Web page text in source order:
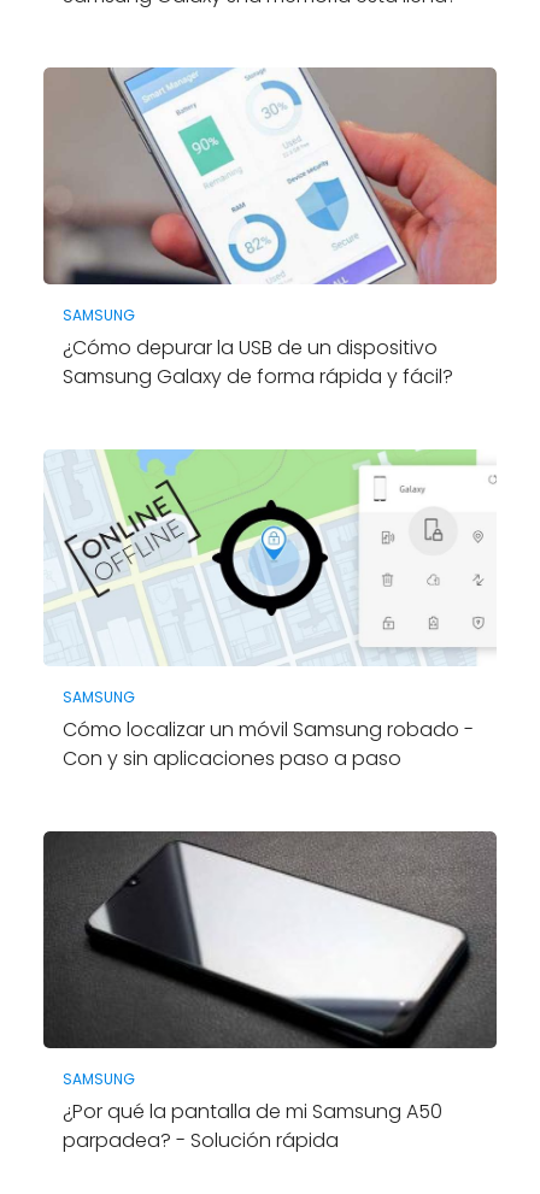
SAMSUNG
¿Cómo depurar la USB de un dispositivo
Samsung Galaxy de forma rápida y fácil?
SAMSUNG
Cómo localizar un móvil Samsung robado -
Con y sin aplicaciones paso a paso
SAMSUNG
¿Por qué la pantalla de mi Samsung A50
parpadea? - Solución rápida